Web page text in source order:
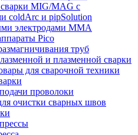
MIG/MAG с
coldArc и pipSolution
электродами MMA
Pico
труб
и плазменной сварки
для сварочной техники
проволоки
очистки сварных швов